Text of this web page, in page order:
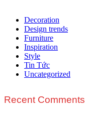
Decoration
Design trends
Furniture
Inspiration
Style
Tin Tức
Uncategorized
Recent Comments